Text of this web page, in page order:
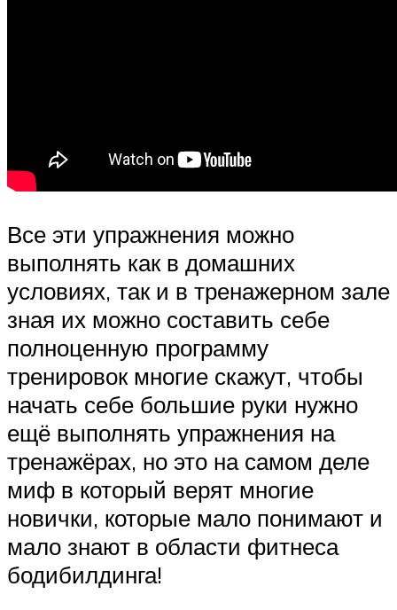
Все эти упражнения можно
выполнять как в домашних
условиях, так и в тренажерном зале
зная их можно составить себе
полноценную программу
тренировок многие скажут, чтобы
начать себе большие руки нужно
ещё выполнять упражнения на
тренажёрах, но это на самом деле
миф в который верят многие
новички, которые мало понимают и
мало знают в области фитнеса
бодибилдинга!